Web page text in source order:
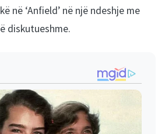
në ‘Anfield’ në një ndeshje me
diskutueshme.